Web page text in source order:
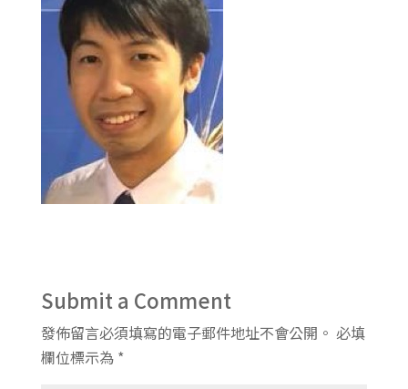
Submit a Comment
發佈留言必須填寫的電子郵件地址不會公開。 必填
欄位標示為 *